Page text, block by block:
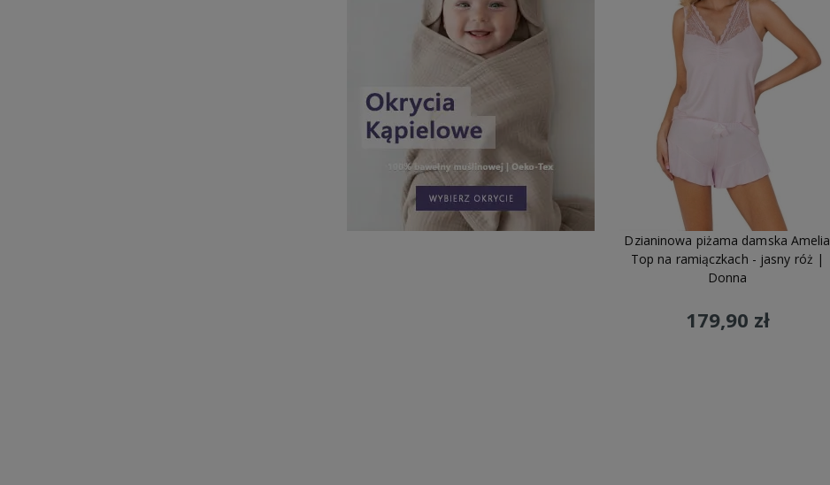
Dzianinowa piżama damska Amelia
Top na ramiączkach - jasny róż |
Donna
179,90 zł